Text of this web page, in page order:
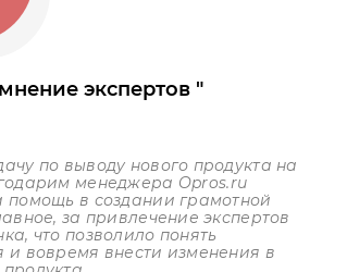
экспертов
по выводу нового продукта на
менеджера Opros.ru
помощь в создании грамотной
за привлечение экспертов
что позволило понять
и вовремя внести изменения в